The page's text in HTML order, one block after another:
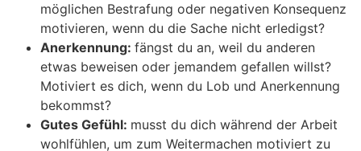
möglichen Bestrafung oder negativen Konsequenz
motivieren, wenn du die Sache nicht erledigst?
Anerkennung: fängst du an, weil du anderen
etwas beweisen oder jemandem gefallen willst?
Motiviert es dich, wenn du Lob und Anerkennung
bekommst?
Gutes Gefühl: musst du dich während der Arbeit
wohlfühlen, um zum Weitermachen motiviert zu